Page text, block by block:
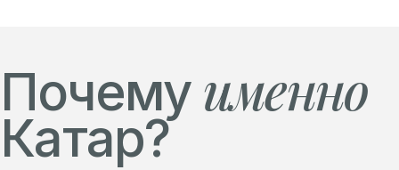
Почему именно
Катар?